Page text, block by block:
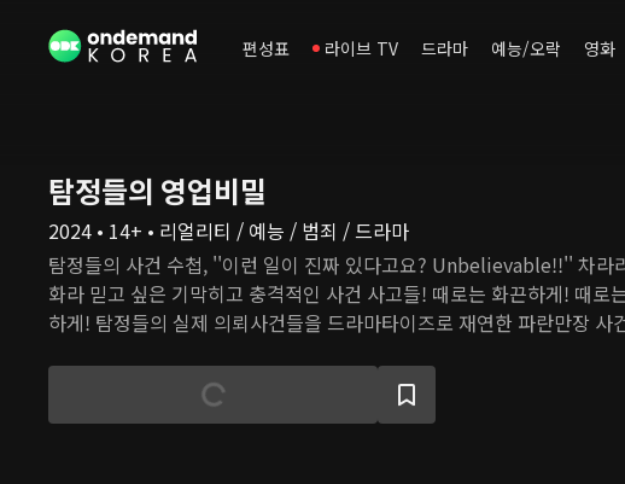
편성표 라이브 TV 드라마 예능/오락 영화
탐정들의 영업비밀
2024 • 14+ • 리얼리티 / 예능 / 범죄 / 드라마
탐정들의 사건 수첩, ''이런 일이 진짜 있다고요? Unbelievable!!'' 차라
화라 믿고 싶은 기막히고 충격적인 사건 사고들! 때로는 화끈하게! 때로
하게! 탐정들의 실제 의뢰사건들을 드라마타이즈로 재연한 파란만장 사
곡을 누비는 국민 해결사-지금껏 어디에서도 공개되지 않았던 실제 탐정